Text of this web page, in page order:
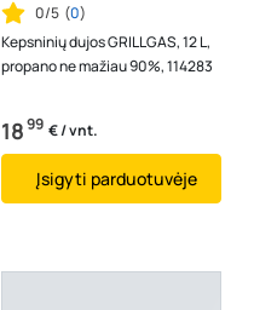
0/5 (0)
Kepsninių dujos GRILLGAS, 12 L,
propano ne mažiau 90%, 114283
1899 € / vnt.
Įsigyti parduotuvėje